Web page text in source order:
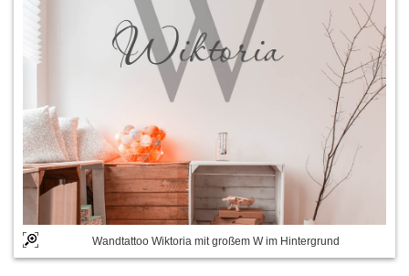
Wandtattoo Wiktoria mit großem W im Hintergrund